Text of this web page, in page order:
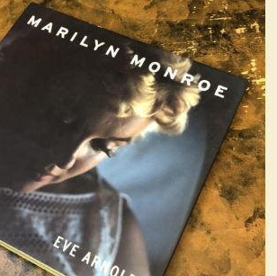
カテゴリー検索
ヴィンテージ・グッズ
LIFE誌 企業広告切り抜き
ファイヤーキング他
コカコーラ・グッズ